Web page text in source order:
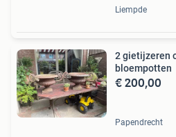
Liempde
2 gietijzeren
bloempotten
€ 200,00
Papendrecht